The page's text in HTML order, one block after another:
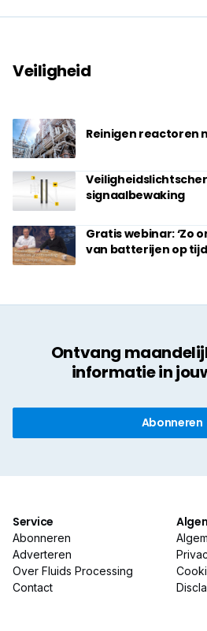
Veiligheid
Reinigen reactoren
signaalbewaking
Gratis webinar: ‘Zo
van batterijen op
Ontvang
informatie in
Abonneren
Service
Abonneren
Adverteren
Over Fluids Processing
Contact